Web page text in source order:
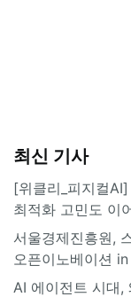
최신 기사
[위클리_피지컬
최적화 고민도 이
서울경제진흥원,
오픈이노베이션
AI 에이전트 시대,